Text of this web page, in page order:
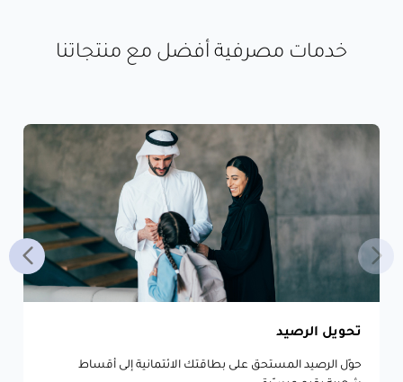
خدمات مصرفية أفضل مع منتجاتنا
تحويل الرصيد
حوّل الرصيد المستحق على بطاقتك الائتمانية إلى أقساط